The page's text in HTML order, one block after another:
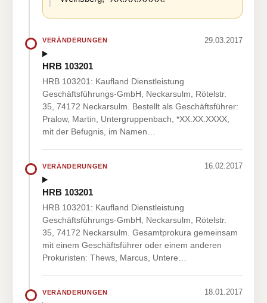
VERÄNDERUNGEN 29.03.2017
HRB 103201
HRB 103201: Kaufland Dienstleistung
Geschäftsführungs-GmbH, Neckarsulm, Rötelstr.
35, 74172 Neckarsulm. Bestellt als Geschäftsführer:
Pralow, Martin, Untergruppenbach, *XX.XX.XXXX,
mit der Befugnis, im Namen…
VERÄNDERUNGEN 16.02.2017
HRB 103201
HRB 103201: Kaufland Dienstleistung
Geschäftsführungs-GmbH, Neckarsulm, Rötelstr.
35, 74172 Neckarsulm. Gesamtprokura gemeinsam
mit einem Geschäftsführer oder einem anderen
Prokuristen: Thews, Marcus, Untere…
VERÄNDERUNGEN 18.01.2017